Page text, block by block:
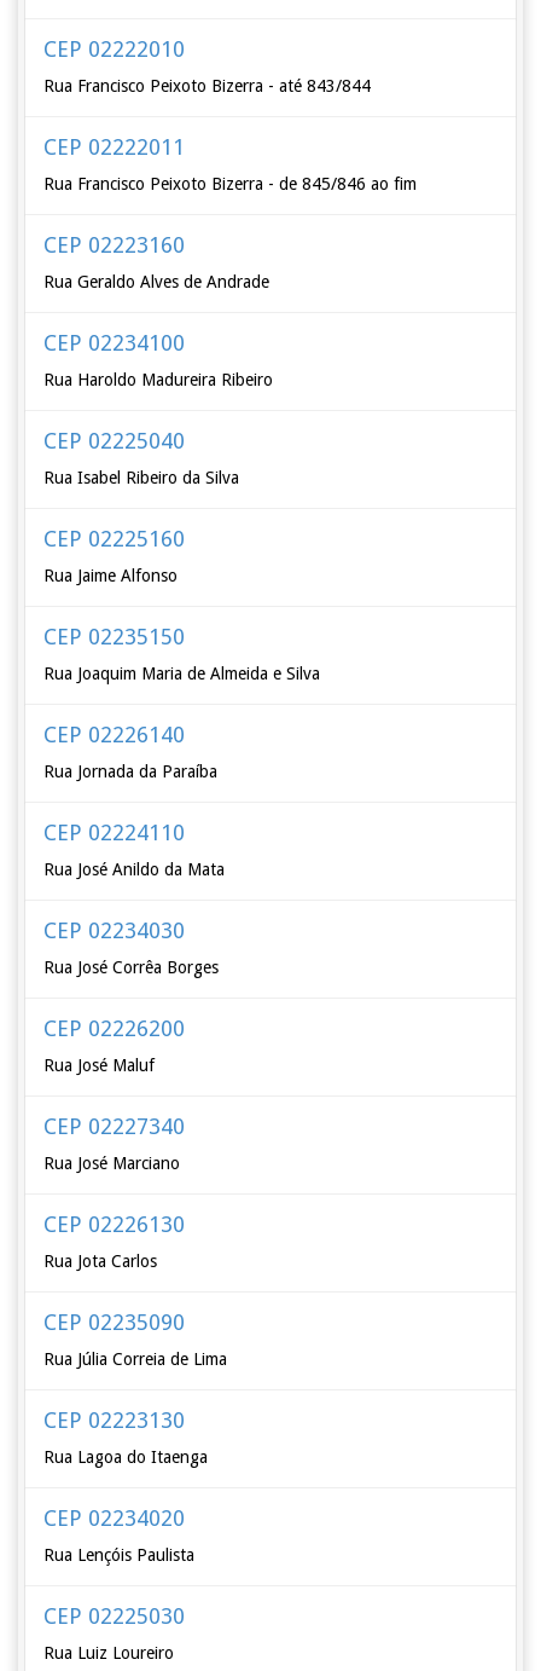
CEP 02222010
Rua Francisco Peixoto Bizerra - até 843/844
CEP 02222011
Rua Francisco Peixoto Bizerra - de 845/846 ao fim
CEP 02223160
Rua Geraldo Alves de Andrade
CEP 02234100
Rua Haroldo Madureira Ribeiro
CEP 02225040
Rua Isabel Ribeiro da Silva
CEP 02225160
Rua Jaime Alfonso
CEP 02235150
Rua Joaquim Maria de Almeida e Silva
CEP 02226140
Rua Jornada da Paraíba
CEP 02224110
Rua José Anildo da Mata
CEP 02234030
Rua José Corrêa Borges
CEP 02226200
Rua José Maluf
CEP 02227340
Rua José Marciano
CEP 02226130
Rua Jota Carlos
CEP 02235090
Rua Júlia Correia de Lima
CEP 02223130
Rua Lagoa do Itaenga
CEP 02234020
Rua Lençóis Paulista
CEP 02225030
Rua Luiz Loureiro